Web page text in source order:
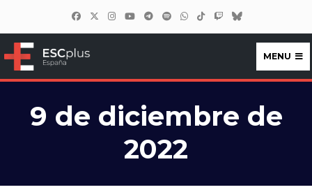
ESCplus España
MENU
9 de diciembre de
2022